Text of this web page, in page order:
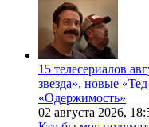
15 телесериалов
звезда», новые
«Одержимость»
02 августа 2026,